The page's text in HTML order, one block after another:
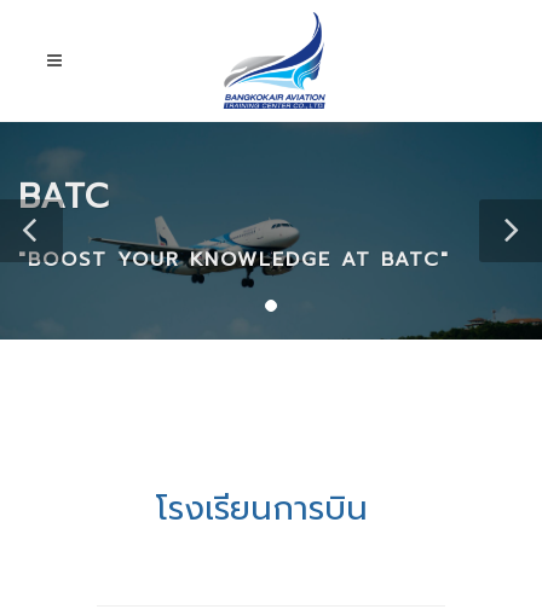
BATC
"BOOST YOUR KNOWLEDGE AT BATC"
โรงเรียนการบิน